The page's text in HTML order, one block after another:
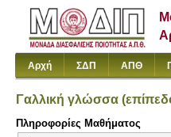
Αρχή ΣΔΠ ΑΠΘ
Γαλλική γλώσσα
Πληροφορίες Μαθήματος